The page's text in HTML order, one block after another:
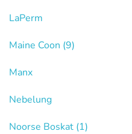
LaPerm
Maine Coon (9)
Manx
Nebelung
Noorse Boskat (1)